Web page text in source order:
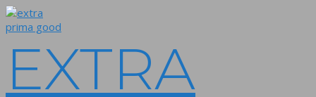
Skip
to
EXTRA